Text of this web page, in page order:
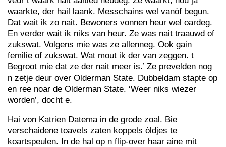
waarkte, der hail laank. Messchains wel vanòf begun.
Dat wait ik zo nait. Bewoners vonnen heur wel oardeg.
En verder wait ik niks van heur. Ze was nait traauwd of
zukswat. Volgens mie was ze allenneg. Ook gain
femilie of zukswat. Wat mout ik der van zeggen. t
Begroot mie dat ze der nait meer is.’ Ze prevelden nog
n zetje deur over Olderman State. Dubbeldam stapte op
en ree noar de Olderman State. ‘Weer niks wiezer
worden’, docht e.
Hai von Katrien Datema in de grode zoal. Bie
verschaidene toavels zaten koppels òldjes te
koartspeulen. In de hal op n flip-over haar aine mit